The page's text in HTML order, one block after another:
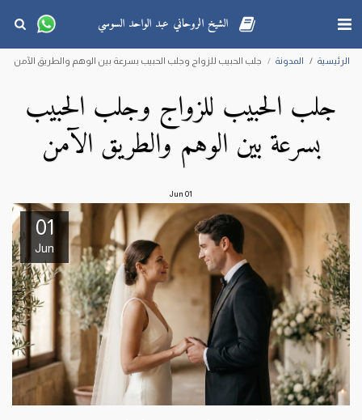
الشيخ الروحاني عبد الواحد السوسي
الرئيسية المدونة جلب الحبيب للزواج وجلب الحبيب بسرعة بين الوهم والطريق الآمن
جلب الحبيب للزواج وجلب الحبيب
بسرعة بين الوهم والطريق الآمن
01
Jun
01
Jun